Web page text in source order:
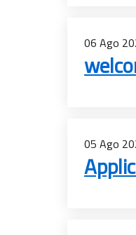
06 Ago
05 Ago